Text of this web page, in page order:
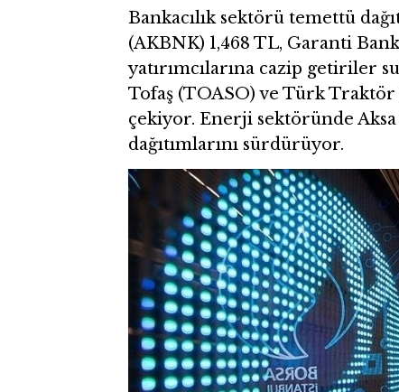
Bankacılık sektörü temettü
(AKBNK) 1,468 TL, Garanti
yatırımcılarına cazip getiriler
Tofaş (TOASO) ve Türk
çekiyor. Enerji sektöründe
dağıtımlarını sürdürüyor.